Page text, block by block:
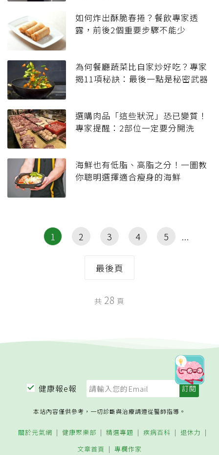
如何炸出酥脆春捲？餐飲專家透
露，前後2個重要步驟不能少
為何餐廳蔬菜比自家炒好吃？專家
揭11項秘訣：最後一點是秘密武器
選購肉品「這些狀況」恐已變質！
專家提醒：2部位一定要分開洗
海鮮也有低脂、高脂之分！一圖教
你聰明選擇適合瘦身的海鮮
1 2 3 4 5
最後頁
共 28 頁
健康報e報
本站內容僅供參考，一切診斷與治療請遵從醫師指導。
關於元氣網 健康聚樂部 精選專題 疾病百科
退休力
文章首頁
專欄作家